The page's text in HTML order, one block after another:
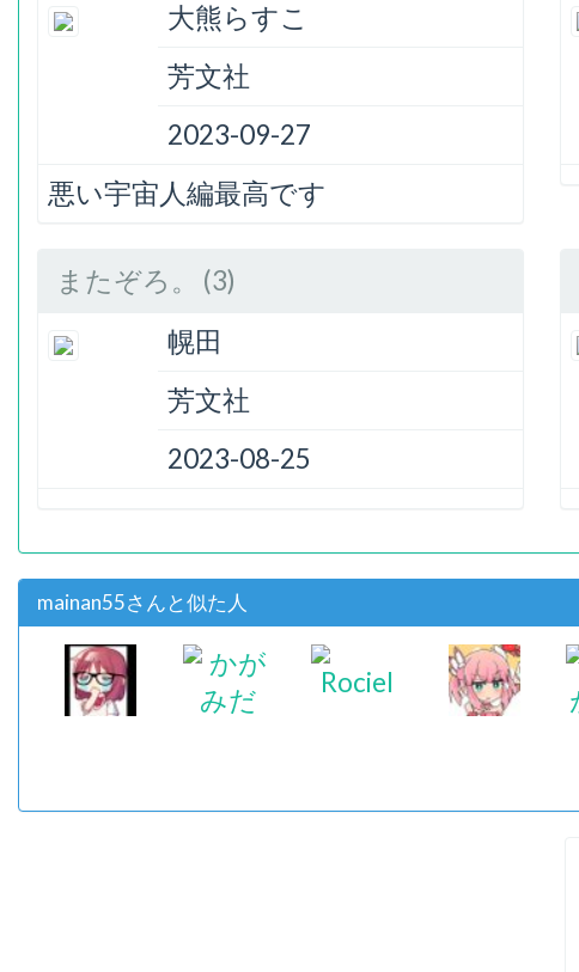
大熊らすこ
芳文社
2023-09-27
悪い宇宙人編最高です
またぞろ。 (3)
幌田
芳文社
2023-08-25
mainan55さんと似た人